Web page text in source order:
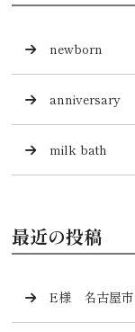
newborn
anniversary
milk bath
最近の投稿
E様 名古屋